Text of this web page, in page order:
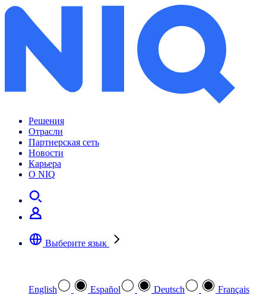
Решения
Отрасли
Партнерская сеть
Новости
Карьера
О NIQ
Выберите язык
English Español Deutsch
Français